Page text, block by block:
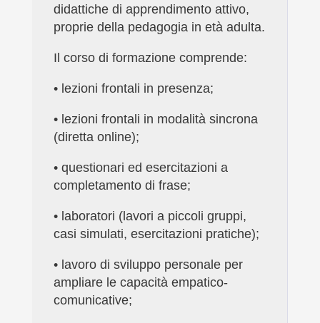
didattiche di apprendimento attivo,
proprie della pedagogia in età adulta.
Il corso di formazione comprende:
• lezioni frontali in presenza;
• lezioni frontali in modalità sincrona
(diretta online);
• questionari ed esercitazioni a
completamento di frase;
• laboratori (lavori a piccoli gruppi,
casi simulati, esercitazioni pratiche);
• lavoro di sviluppo personale per
ampliare le capacità empatico-
comunicative;